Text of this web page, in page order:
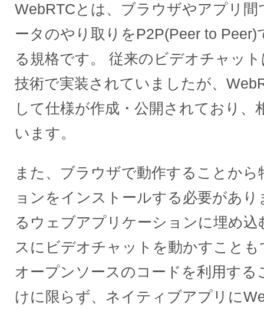
WebRTCとは、ブラウザやアプリ
ータのやり取りをP2P(Peer to
る規格です。 従来のビデオチャッ
技術で実装されていましたが、
して仕様が作成・公開されており、
います。
また、ブラウザで動作することか
ョンをインストールする必要があ
るウェブアプリケーションに埋め
スにビデオチャットを動かすこと
オープンソースのコードを利用する
けに限らず、ネイティブアプリに